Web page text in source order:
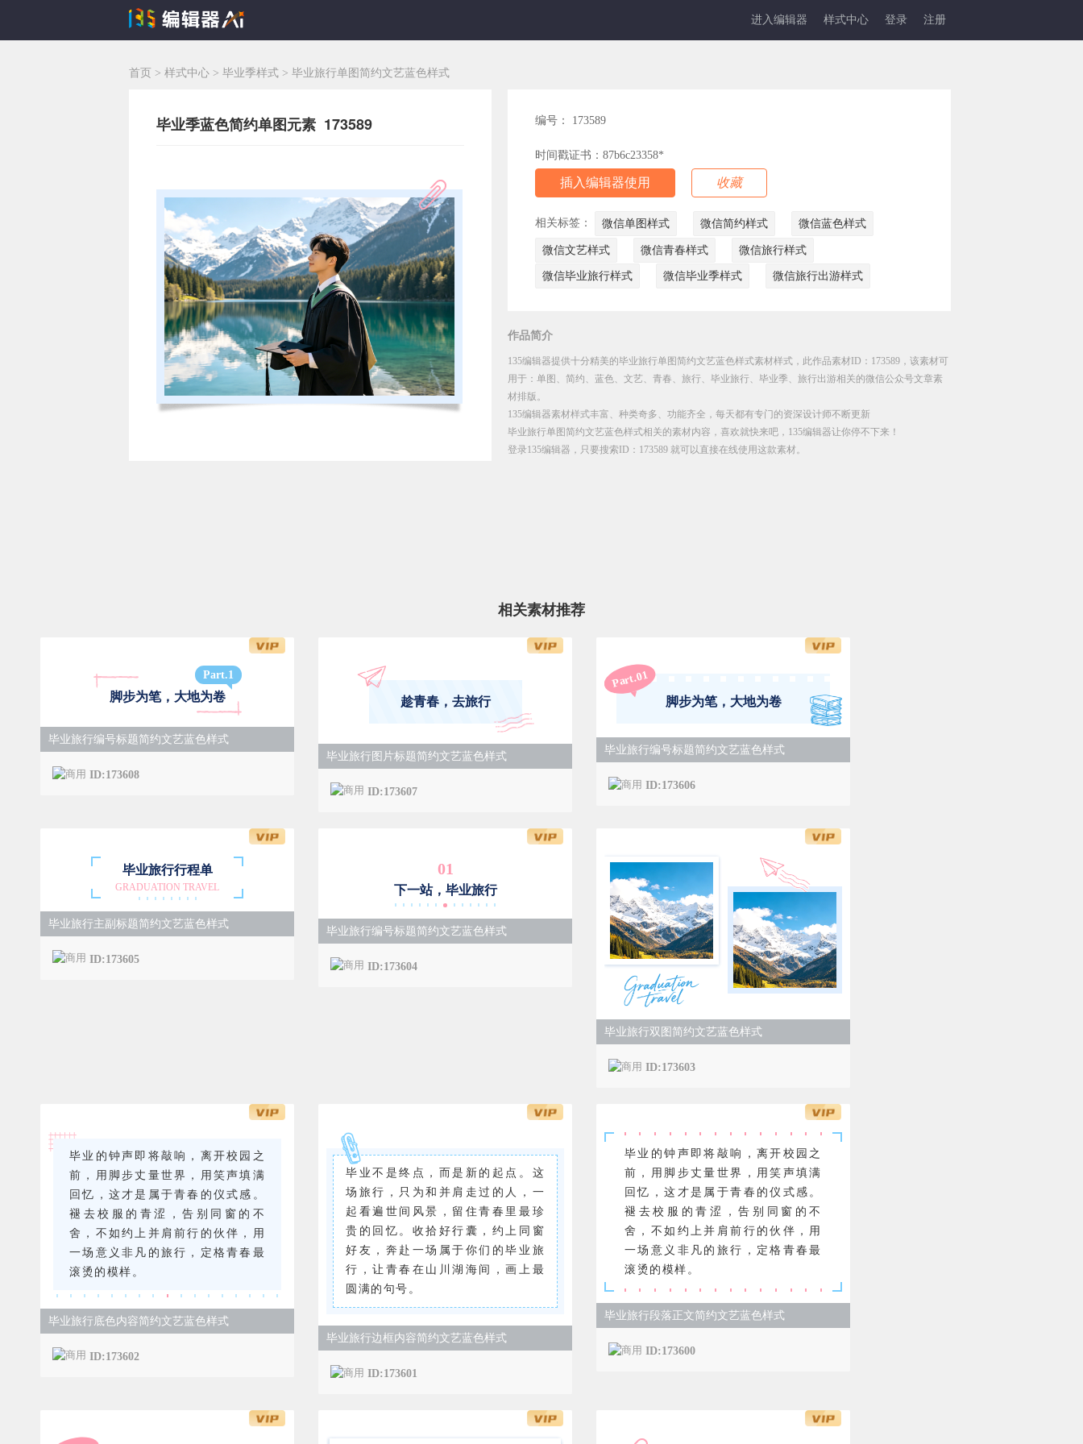
进入编辑器 样式中心 登录 注册
首页 > 样式中心 > 毕业季样式 > 毕业旅行单图简约文艺蓝色样式
毕业季蓝色简约单图元素 173589 编号： 173589
时间戳证书：87b6c23358*
插入编辑器使用 收藏
相关标签： 微信单图样式 微信简约样式 微信蓝色样式
微信文艺样式 微信青春样式 微信旅行样式
微信毕业旅行样式 微信毕业季样式 微信旅行出游样式
作品简介
135编辑器提供十分精美的毕业旅行单图简约文艺蓝色样式素材样式，此作品素材ID：173589，该素材可
用于：单图、简约、蓝色、文艺、青春、旅行、毕业旅行、毕业季、旅行出游相关的微信公众号文章素
材排版。
135编辑器素材样式丰富、种类奇多、功能齐全，每天都有专门的资深设计师不断更新
毕业旅行单图简约文艺蓝色样式相关的素材内容，喜欢就快来吧，135编辑器让你停不下来！
登录135编辑器，只要搜索ID：173589 就可以直接在线使用这款素材。
相关素材推荐
Part.1
脚步为笔，大地为卷
毕业旅行编号标题简约文艺蓝色样式
ID:173608
趁青春，去旅行
毕业旅行图片标题简约文艺蓝色样式
ID:173607
Part.01
脚步为笔，大地为卷
毕业旅行编号标题简约文艺蓝色样式
ID:173606
毕业旅行行程单
GRADUATION TRAVEL
毕业旅行主副标题简约文艺蓝色样式
ID:173605
01
下一站，毕业旅行
毕业旅行编号标题简约文艺蓝色样式
ID:173604
毕业旅行双图简约文艺蓝色样式
ID:173603
毕业的钟声即将敲响，离开校园之
前，用脚步丈量世界，用笑声填满
回忆，这才是属于青春的仪式感。
褪去校服的青涩，告别同窗的不
舍，不如约上并肩前行的伙伴，用
一场意义非凡的旅行，定格青春最
滚烫的模样。
毕业旅行底色内容简约文艺蓝色样式
ID:173602
毕业不是终点，而是新的起点。这
场旅行，只为和并肩走过的人，一
起看遍世间风景，留住青春里最珍
贵的回忆。收拾好行囊，约上同窗
好友，奔赴一场属于你们的毕业旅
行，让青春在山川湖海间，画上最
圆满的句号。
毕业旅行边框内容简约文艺蓝色样式
ID:173601
毕业的钟声即将敲响，离开校园之
前，用脚步丈量世界，用笑声填满
回忆，这才是属于青春的仪式感。
褪去校服的青涩，告别同窗的不
舍，不如约上并肩前行的伙伴，用
一场意义非凡的旅行，定格青春最
滚烫的模样。
毕业旅行段落正文简约文艺蓝色样式
ID:173600